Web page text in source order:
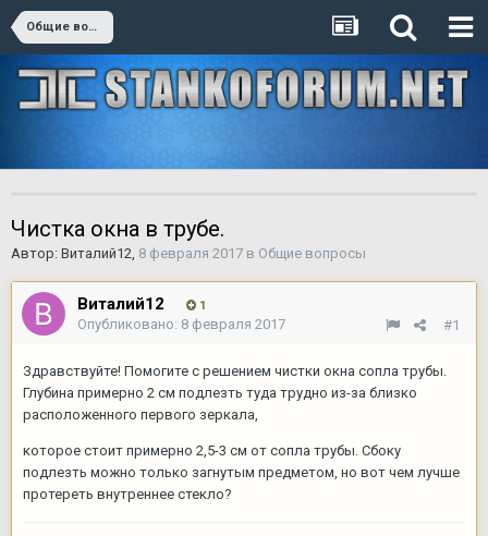
Общие вопросы
Чистка окна в трубе.
Автор: Виталий12, 8 февраля 2017 в Общие вопросы
Виталий12 1
#1
Опубликовано: 8 февраля 2017
Здравствуйте! Помогите с решением чистки окна сопла трубы.
Глубина примерно 2 см подлезть туда трудно из-за близко
расположенного первого зеркала,
которое стоит примерно 2,5-3 см от сопла трубы. Сбоку
подлезть можно только загнутым предметом, но вот чем лучше
протереть внутреннее стекло?